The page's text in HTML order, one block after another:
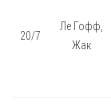
20/7
Ле Гофф,
Жак